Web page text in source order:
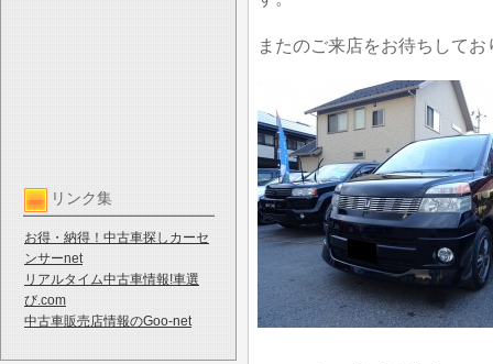
リンク集
お得・納得！中古車探しカーセ
ンサーnet
リアルタイム中古車情報!車選
び.com
中古車販売店情報のGoo-net
またのご来店をお待ちしてお